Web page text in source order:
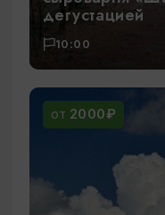
дегустацией
10:00
ОТ 2000₽